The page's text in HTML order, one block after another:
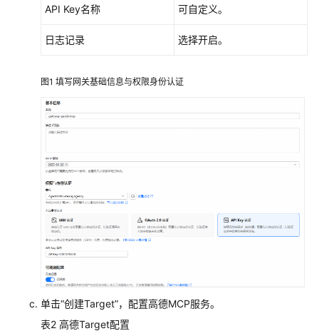
程
基
例：
创
建
基
对
话
智
能
进
阶
例：
构
API Key名称 可自定义。
日志记录 选择开启。
图1 填写网关基础信息与权限身份认证
单击“创建Target”，配置高德MCP服务。
表2 高德Target配置